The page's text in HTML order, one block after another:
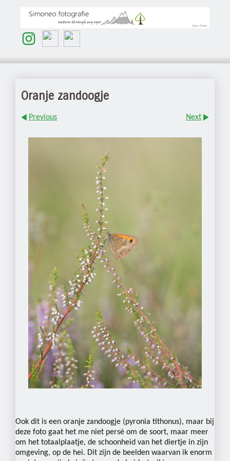
Oranje zandoogje
Previous Next
Ook dit is een oranje zandoogje (pyronia tithonus), maar bij
deze foto gaat het me niet persé om de soort, maar meer
om het totaalplaatje, de schoonheid van het diertje in zijn
omgeving, op de hei. Dit zijn de beelden waarvan ik enorm